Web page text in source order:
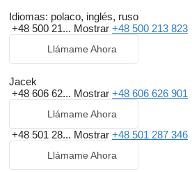
Idiomas: polaco, inglés, ruso
+48 500 21... Mostrar +48 500 213 823
Llámame Ahora
Jacek
+48 606 62... Mostrar +48 606 626 901
Llámame Ahora
+48 501 28... Mostrar +48 501 287 346
Llámame Ahora